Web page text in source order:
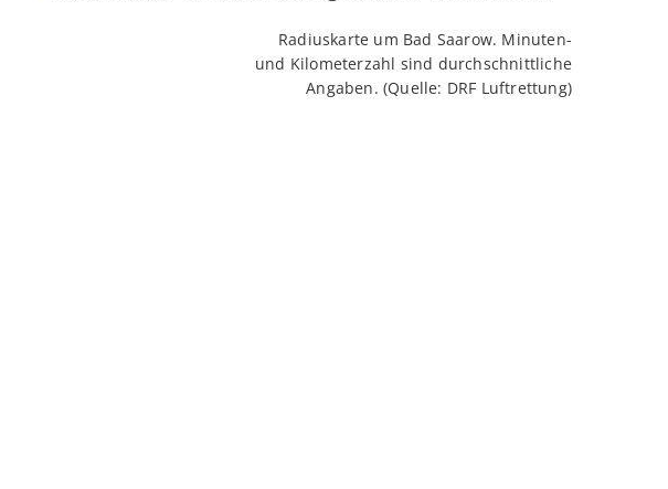
Radiuskarte um Bad Saarow. Minuten-
und Kilometerzahl sind durchschnittliche
Angaben. (Quelle: DRF Luftrettung)